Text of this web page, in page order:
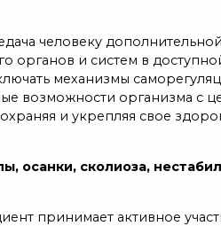
человеку
и систем в
механизмы
возможности организма с
и укрепляя свое
осанки, сколиоза,
принимает активное